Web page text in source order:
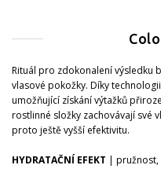
Rituál pro zdokonalení výsledku
vlasové pokožky. Díky
umožňující získání výtažků
rostlinné složky zachovávají své
proto ještě vyšší efektivitu.
HYDRATAČNÍ EFEKT | pružnost,